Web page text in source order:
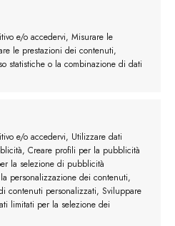
e/o accedervi, Misurare le
le prestazioni dei contenuti,
statistiche o la combinazione di dati
e/o accedervi, Utilizzare dati
Creare profili per la pubblicità
la selezione di pubblicità
personalizzazione dei contenuti,
contenuti personalizzati, Sviluppare
limitati per la selezione dei